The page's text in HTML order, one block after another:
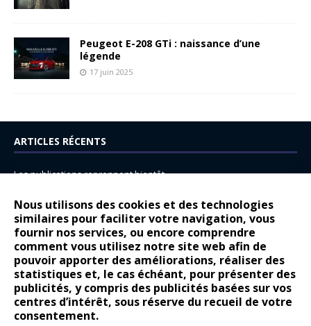
Nous utilisons des cookies et des technologies
similaires pour faciliter votre navigation, vous
fournir nos services, ou encore comprendre
comment vous utilisez notre site web afin de
pouvoir apporter des améliorations, réaliser des
statistiques et, le cas échéant, pour présenter des
publicités, y compris des publicités basées sur vos
centres d’intérêt, sous réserve du recueil de votre
consentement.
Peugeot E-208 GTi : naissance d’une
légende
17 juin 2025
ARTICLES RÉCENTS
Les publications reprennent bientôt…
14 juillet : nouveau film de marque pour Citroën
Renault Espace : voyage, voyage…
Peugeot E-208 GTi : naissance d’une légende
COMMENTAIRES RÉCENTS